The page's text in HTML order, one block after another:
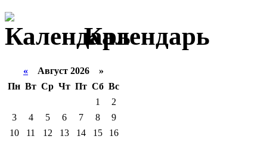
Календарь
« Август 2026 »
Пн Вт Ср Чт Пт Сб Вс
1
2
3
4 5 6 7 8
9
10
11 12 13 14 15
16